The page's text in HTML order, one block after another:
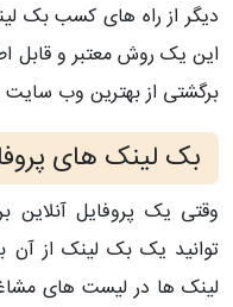
دیگر از راه های کسب بک
این یک روش معتبر و قابل
برگشتی از بهترین وب
بک لینک های
وقتی یک پروفایل
توانید یک بک لینک از
لینک ها در لیست های